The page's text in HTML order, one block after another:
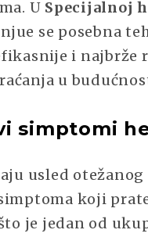
U Specijalnoj
se posebna
i najbrže
u
simptomi
usled
koji
je jedan od